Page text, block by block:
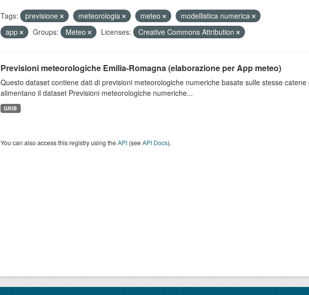
Tags: previsione meteorologia meteo
modellistica numerica
app
Groups: Meteo Licenses: Creative Commons Attribution
Previsioni meteorologiche Emilia-Romagna (elaborazione per App meteo)
Questo dataset contiene dati di previsioni meteorologiche numeriche basate sulle stesse
alimentano il dataset Previsioni meteorologiche numeriche...
GRIB
You can also access this registry using theAPI(seeAPI Docs).